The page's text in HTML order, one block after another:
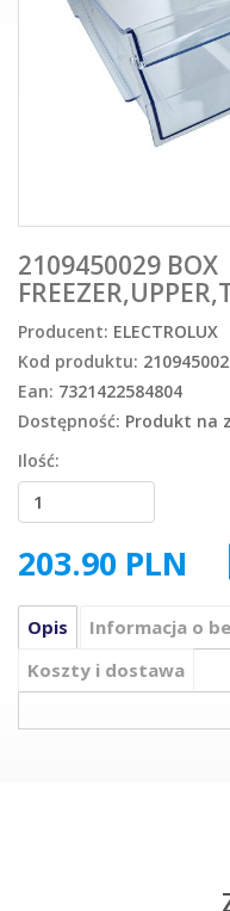
2109450029 BOX
Producent: ELECTROLUX
Kod produktu:
Ean: 7321422584804
Dostępność: Produkt na
Ilość:
203.90 PLN
Opis
Informacja o
Koszty i dostawa